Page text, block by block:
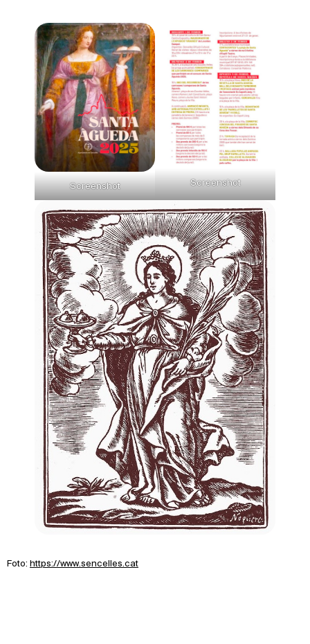
Screenshot Screenshot
Foto: https://www.sencelles.cat